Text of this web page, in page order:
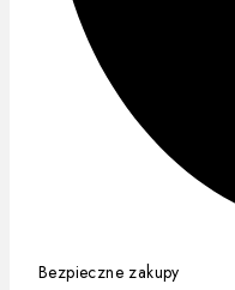
Bezpieczne zakupy